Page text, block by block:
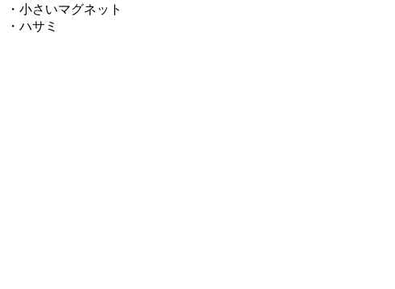
・小さいマグネット
・ハサミ